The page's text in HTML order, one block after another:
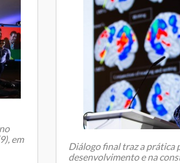
em
Diálogo final traz a prática
desenvolvimento e na